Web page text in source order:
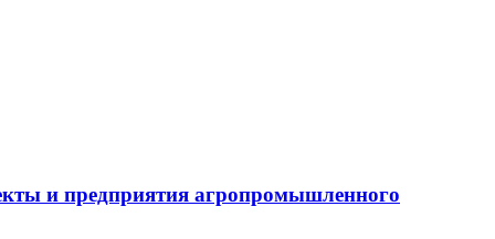
и предприятия агропромышленного